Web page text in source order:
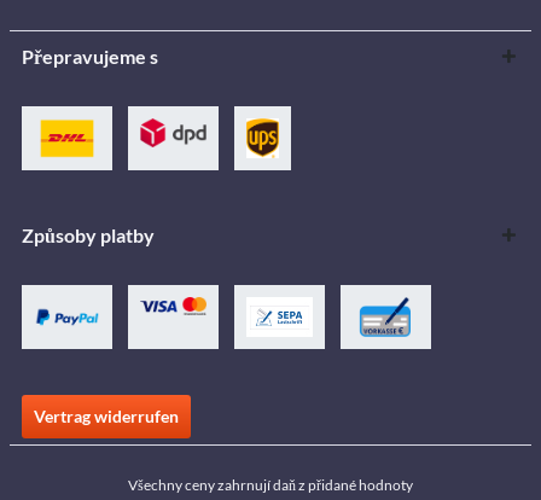
Přepravujeme s
Způsoby platby
Vertrag widerrufen
Všechny ceny zahrnují daň z přidané hodnoty